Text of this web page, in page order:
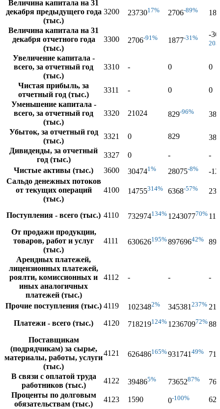
Величина капитала на 31
декабря предыдущего года
(тыс.)
3200 2373017% 2706-89%
Величина капитала на 31
декабря отчетного года
(тыс.)
3300 2706-91% 1877-31% -
Увеличение капитала -
всего, за отчетный год
(тыс.)
3310 - 0 0
Чистая прибыль, за
отчетный год (тыс.)
3311 - 0
0
Уменьшение капитала -
всего, за отчетный год
(тыс.)
3320 21024 829-96%
Убыток, за отчетный год
(тыс.)
3321 0 829
Дивиденды, за отчетный
год (тыс.)
3327 0 -
-
Чистые активы (тыс.)
3600 304741% 28075-8%
-
Сальдо денежных потоков
от текущих операций
(тыс.)
4100 14755314% 6368-57%
Поступления - всего (тыс.) 4110 732974134% 124307770%
От продажи продукции,
товаров, работ и услуг
(тыс.)
4111 630626195%89769642%
Арендных платежей,
лицензионных платежей,
роялти, комиссионных и
иных аналогичных
платежей (тыс.)
4112 - - -
Прочие поступления (тыс.) 4119 1023482% 345381 237%
Платежи - всего (тыс.)
4120 718219124% 123670972%
Поставщикам
(подрядчикам) за сырье,
материалы, работы, услуги
(тыс.)
4121 626486165%931741 49%
В связи с оплатой труда
работников (тыс.)
4122 394865% 7365287%
Проценты по долговым
обязательствам (тыс.)
4123 1590 0-100%